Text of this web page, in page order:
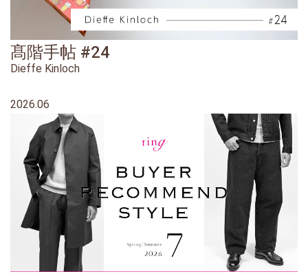
髙階手帖 #24
Dieffe Kinloch
2026.06